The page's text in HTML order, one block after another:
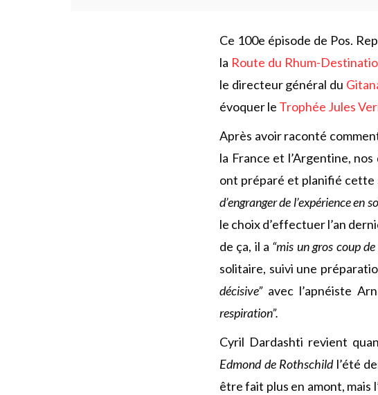
Ce 100e épisode de Pos.
la Route du Rhum-
le directeur général du
évoquer le Trophée Jules
Après avoir raconté
la France et l’Argentine,
ont préparé et planifié cette
d’engranger de l’expérience en
le choix d’effectuer l’an
de ça, il a “mis un gros coup
solitaire, suivi une
décisive”avec l’apnéiste
respiration”.
Cyril Dardashti revient
Edmond de Rothschildl’été
être fait plus en amont, mais